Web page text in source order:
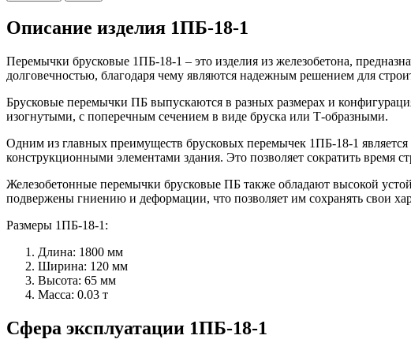
Описание изделия 1ПБ-18-1
Перемычки брусковые 1ПБ-18-1 – это изделия из железобетона,
долговечностью, благодаря чему являются надежным решением для
Брусковые перемычки ПБ выпускаются в разных размерах и
изогнутыми, с поперечным сечением в виде бруска или Т-образными.
Одним из главных преимуществ брусковых перемычек 1ПБ-18-1
конструкционными элементами здания. Это позволяет сократить время
Железобетонные перемычки брусковые ПБ также обладают высокой
подвержены гниению и деформации, что позволяет им сохранять свои
Размеры 1ПБ-18-1:
Длина: 1800 мм
Ширина: 120 мм
Высота: 65 мм
Масса: 0.03 т
Сфера эксплуатации 1ПБ-18-1